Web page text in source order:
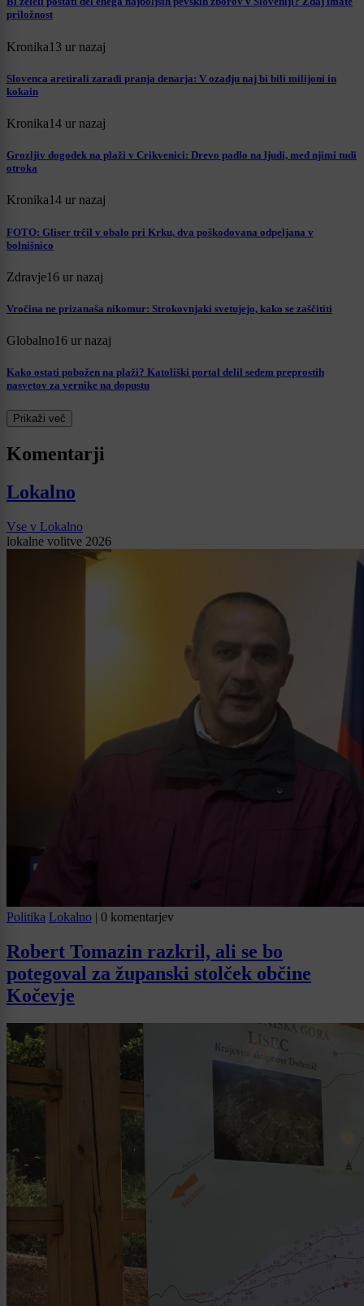
priložnost
Kronika13 ur nazaj
Slovenca aretirali zaradi pranja denarja: V ozadju naj bi bili milijoni in
kokain
Kronika14 ur nazaj
Grozljiv dogodek na plaži v Crikvenici: Drevo padlo na ljudi, med njimi tudi
otroka
Kronika14 ur nazaj
FOTO: Gliser trčil v obalo pri Krku, dva poškodovana odpeljana v
bolnišnico
Zdravje16 ur nazaj
Vročina ne prizanaša nikomur: Strokovnjaki svetujejo, kako se zaščititi
Globalno16 ur nazaj
Kako ostati pobožen na plaži? Katoliški portal delil sedem preprostih
nasvetov za vernike na dopustu
Prikaži več
Komentarji
Lokalno
Vse v Lokalno
lokalne volitve 2026
Politika Lokalno | 0 komentarjev
Robert Tomazin razkril, ali se bo
potegoval za županski stolček občine
Kočevje